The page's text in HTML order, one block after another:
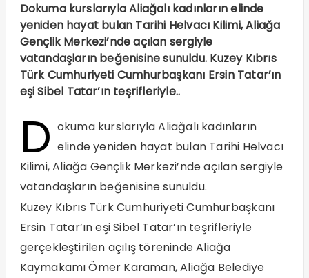
Dokuma kurslarıyla Aliağalı kadınların elinde
yeniden hayat bulan Tarihi Helvacı Kilimi, Aliağa
Gençlik Merkezi’nde açılan sergiyle
vatandaşların beğenisine sunuldu. Kuzey Kıbrıs
Türk Cumhuriyeti Cumhurbaşkanı Ersin Tatar’ın
eşi Sibel Tatar’ın teşrifleriyle..
D okuma kurslarıyla Aliağalı kadınların
elinde yeniden hayat bulan Tarihi Helvacı
Kilimi, Aliağa Gençlik Merkezi’nde açılan sergiyle
vatandaşların beğenisine sunuldu.
Kuzey Kıbrıs Türk Cumhuriyeti Cumhurbaşkanı
Ersin Tatar’ın eşi Sibel Tatar’ın teşrifleriyle
gerçekleştirilen açılış töreninde Aliağa
Kaymakamı Ömer Karaman, Aliağa Belediye